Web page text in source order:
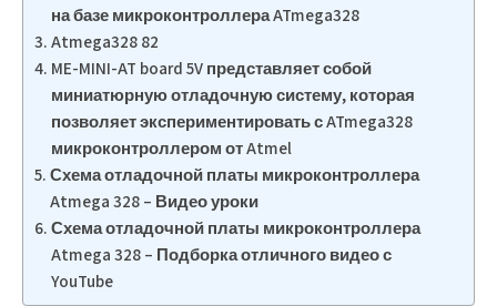
на базе микроконтроллера ATmega328
Atmega328 82
ME-MINI-AT board 5V представляет собой
миниатюрную отладочную систему, которая
позволяет экспериментировать с ATmega328
микроконтроллером от Atmel
Схема отладочной платы микроконтроллера
Atmega 328 – Видео уроки
Схема отладочной платы микроконтроллера
Atmega 328 – Подборка отличного видео с
YouTube